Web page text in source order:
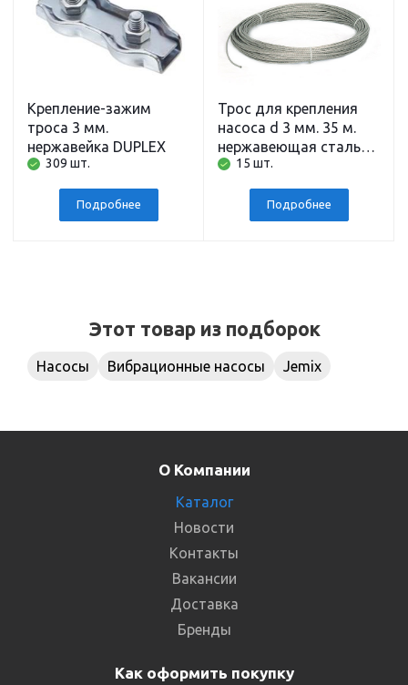
Крепление-зажим
троса 3 мм.
нержавейка DUPLEX
309 шт.
Подробнее
Трос для крепления
насоса d 3 мм. 35 м.
нержавеющая сталь
BELAMOS
15 шт.
Подробнее
Этот товар из подборок
Насосы Вибрационные насосы Jemix
О Компании
Каталог
Новости
Контакты
Вакансии
Доставка
Бренды
Как оформить покупку